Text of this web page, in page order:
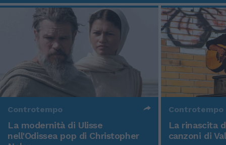
Controtempo
La modernità di Ulisse
nell'Odissea pop di Christopher
Controtempo
La rinascita
canzoni di